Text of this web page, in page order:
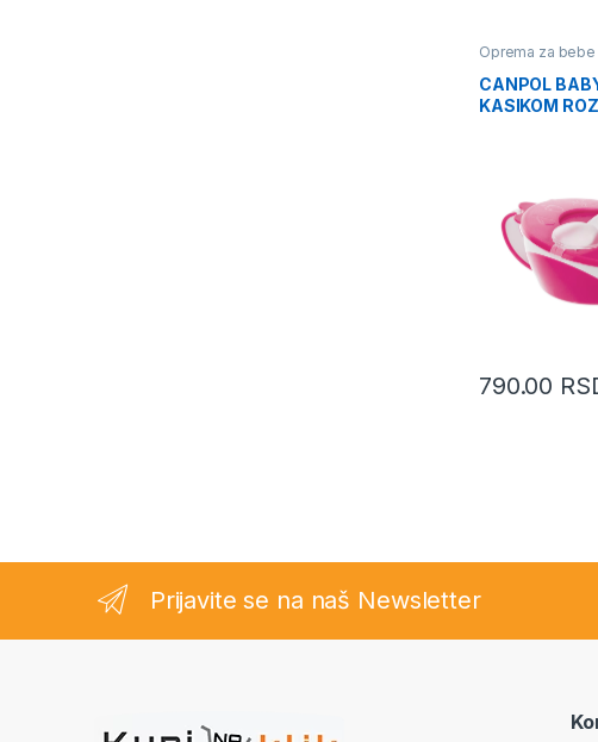
Oprema za bebe
CANPOL
KASIKOM
790.00
Prijavite se na naš Newsletter